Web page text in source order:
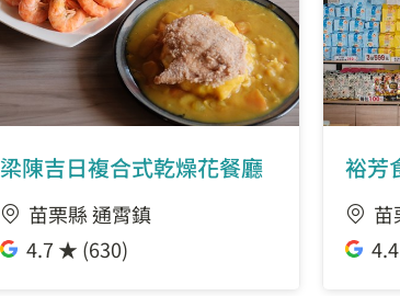
梁陳吉日複合式乾燥花餐廳
苗栗縣 通霄鎮
4.7 ★ (630)
裕芳
苗